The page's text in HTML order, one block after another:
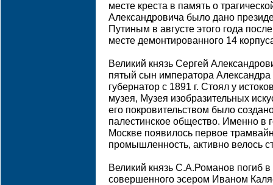
месте креста в память о
Александровича было дано
Путиным в августе этого года
месте демонтированного 14
Великий князь Сергей
пятый сын императора Александра
губернатор с 1891 г. Стоял у
музея, Музея изобразительных
его покровительством было
палестинское общество. Именно в
Москве появилось первое
промышленность, активно велось
Великий князь С.А.Романов погиб в
совершенного эсером Иваном